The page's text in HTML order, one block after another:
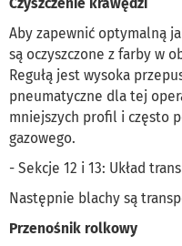
Aby zapewnić optymalną
są oczyszczone z farby w
Regułą jest wysoka
pneumatyczne dla tej
mniejszych profil i często
gazowego.
- Sekcje 12 i 13: Układ
Następnie blachy są
Przenośnik rolkowy